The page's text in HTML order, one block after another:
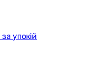
упокій